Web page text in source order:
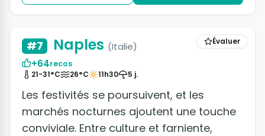
Évaluer
#7 Naples (Italie)
+64recos
21-31°C
26°C 11h30 5 j.
Les festivités se poursuivent, et les
marchés nocturnes ajoutent une touche
conviviale. Entre culture et farniente,